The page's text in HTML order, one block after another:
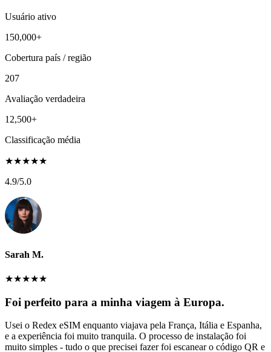
Usuário ativo
150,000+
Cobertura país / região
207
Avaliação verdadeira
12,500+
Classificação média
★★★★★
4.9/5.0
Sarah M.
★★★★★
Foi perfeito para a minha viagem à Europa.
Usei o Redex eSIM enquanto viajava pela França, Itália e Espanha,
e a experiência foi muito tranquila. O processo de instalação foi
muito simples - tudo o que precisei fazer foi escanear o código QR e